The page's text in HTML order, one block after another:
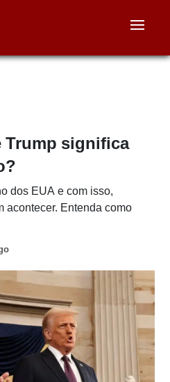
Trump significa
dos EUA e com isso,
acontecer. Entenda como